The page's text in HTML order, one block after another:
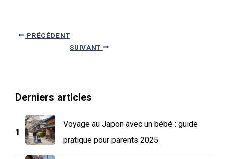
NavigationPRÉCÉDENT
SUIVANT
Derniers articles
1
Voyage au Japon avec un bébé : guide
pratique pour parents 2025